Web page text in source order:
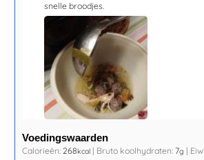
snelle broodjes.
Voedingswaarden
Calorieën: 268kcal | Bruto koolhydraten: 7g |